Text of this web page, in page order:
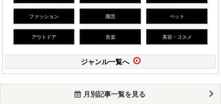
ファッション 園芸 ペット
アウトドア 音楽 美容・コスメ
ジャンル一覧へ
月別記事一覧を見る